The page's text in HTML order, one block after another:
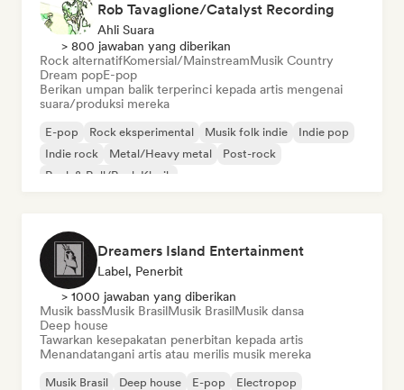
Rob Tavaglione/Catalyst Recording
Ahli Suara
> 800 jawaban yang diberikan
Rock alternatifKomersial/MainstreamMusik Country
Dream popE-pop
Berikan umpan balik terperinci kepada artis mengenai
suara/produksi mereka
E-pop Rock eksperimental Musik folk indie
Indie pop
Indie rock
Metal/Heavy metal
Post-rock
Rock & Roll/Rock Klasik
Dreamers Island Entertainment
Label, Penerbit
> 1000 jawaban yang diberikan
Musik bassMusik BrasilMusik BrasilMusik dansa
Deep house
Tawarkan kesepakatan penerbitan kepada artis
Menandatangani artis atau merilis musik mereka
Musik Brasil Deep house E-pop
Electropop